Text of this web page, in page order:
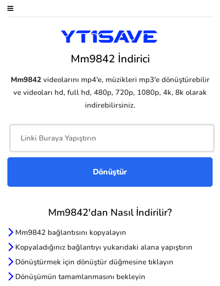
Mm9842 İndirici
Mm9842videolarını mp4'e, müzikleri mp3'e dönüştürebilir
ve videoları hd, full hd, 480p, 720p, 1080p, 4k, 8k olarak
indirebilirsiniz.
Mm9842'dan Nasıl İndirilir?
Mm9842 bağlantısını kopyalayın
Kopyaladığınız bağlantıyı yukarıdaki alana yapıştırın
Dönüştürmek için dönüştür düğmesine tıklayın
Dönüşümün tamamlanmasını bekleyin